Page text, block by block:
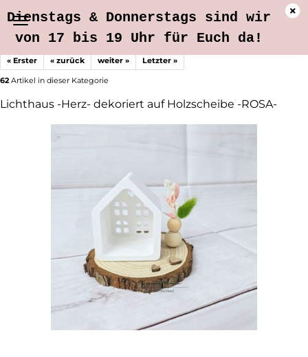
Dienstags & Donnerstags sind wir
von 17 bis 19 Uhr für Euch da!
« Erster « zurück weiter » Letzter »
62Artikel in dieser Kategorie
Lichthaus -Herz- dekoriert auf Holzscheibe -ROSA-